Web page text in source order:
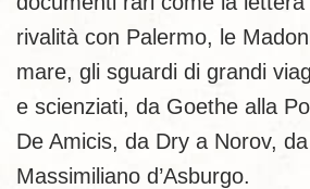
rivalità con Palermo, le
mare, gli sguardi di grandi
e scienziati, da Goethe alla
De Amicis, da Dry a Norov, da
Massimiliano d’Asburgo.